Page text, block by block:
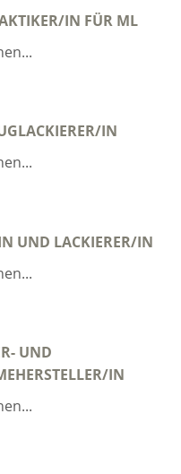
IN FÜR ML
IN
UND LACKIERER/IN
UND
IN